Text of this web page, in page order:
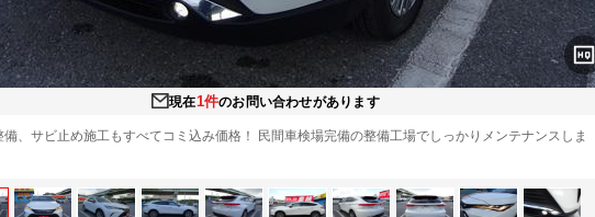
現在1件のお問い合わせがあります
備、サビ止め施工もすべてコミ込み価格！ 民間車検場完備の整備工場でしっかりメンテナンスしま